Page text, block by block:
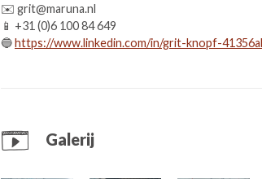
✉️ grit@maruna.nl
📱 +31 (0)6 100 84 649
🔵https://www.linkedin.com/in/grit-knopf-
Galerij